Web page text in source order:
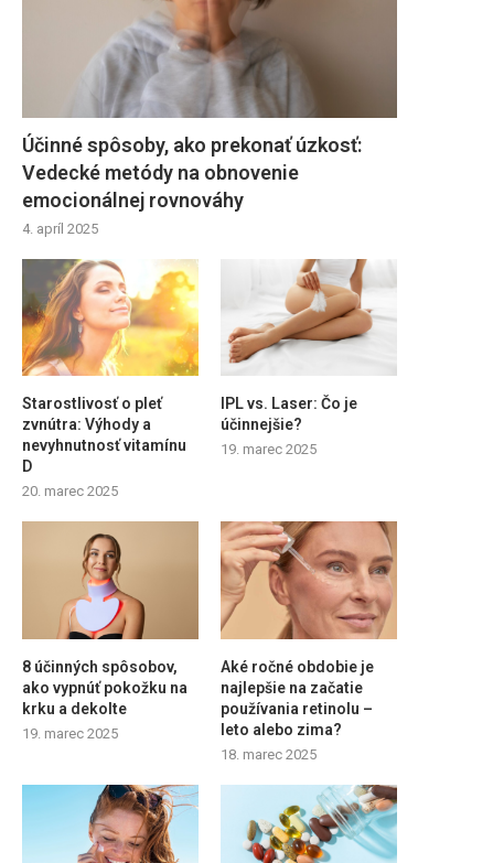
Účinné spôsoby, ako prekonať úzkosť:
Vedecké metódy na obnovenie
emocionálnej rovnováhy
4. apríl 2025
Starostlivosť o pleť
zvnútra: Výhody a
nevyhnutnosť vitamínu
D
20. marec 2025
IPL vs. Laser: Čo je
účinnejšie?
19. marec 2025
8 účinných spôsobov,
ako vypnúť pokožku na
krku a dekolte
19. marec 2025
Aké ročné obdobie je
najlepšie na začatie
používania retinolu –
leto alebo zima?
18. marec 2025